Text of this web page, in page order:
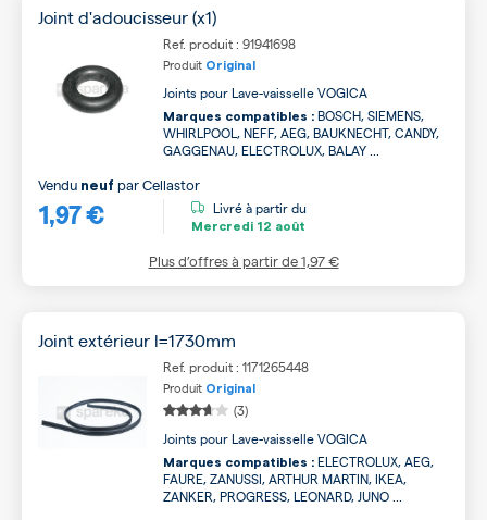
Joint d'adoucisseur (x1)
Ref. produit : 91941698
Produit Original
Joints pour Lave-vaisselle VOGICA
Marques compatibles : BOSCH, SIEMENS,
WHIRLPOOL, NEFF, AEG, BAUKNECHT, CANDY,
GAGGENAU, ELECTROLUX, BALAY ...
1,97 €
Vendu neuf parCellastor
Livré à partir du
Mercredi 12 août
Plus d’offres à partir de1,97 €
Joint extérieur l=1730mm
Ref. produit : 1171265448
Produit Original
(3)
Joints pour Lave-vaisselle VOGICA
Marques compatibles : ELECTROLUX, AEG,
FAURE, ZANUSSI, ARTHUR MARTIN, IKEA,
ZANKER, PROGRESS, LEONARD, JUNO ...